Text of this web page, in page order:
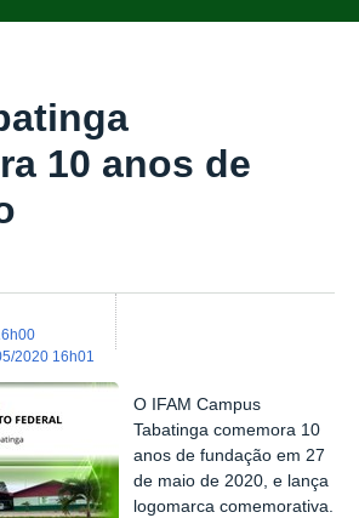
10 anos de
2020 16h01
O IFAM Campus
Tabatinga comemora 10
anos de fundação em 27
de maio de 2020, e lança
logomarca comemorativa.